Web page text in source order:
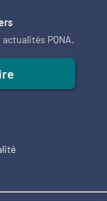
PQNA.